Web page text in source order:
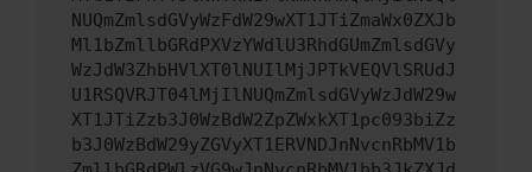
NUQmZmlsdGVyWzFdW29wXT1JTiZmaWx0ZXJb
Ml1bZmllbGRdPXVzYWdlU3RhdGUmZmlsdGVy
WzJdW3ZhbHVlXT0lNUIlMjJPTkVEQVlSRUdJ
U1RSQVRJT04lMjIlNUQmZmlsdGVyWzJdW29w
XT1JTiZzb3J0WzBdW2ZpZWxkXT1pc093biZz
b3J0WzBdW29yZGVyXT1ERVNDJnNvcnRbMV1b